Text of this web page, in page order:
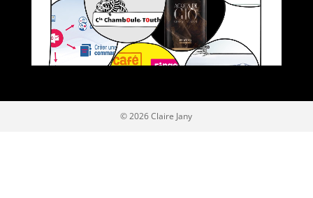
© 2026 Claire Jany